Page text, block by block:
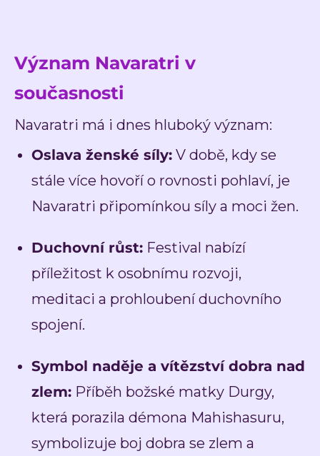
Význam Navaratri v
současnosti
Navaratri má i dnes hluboký význam:
Oslava ženské síly: V době, kdy se
stále více hovoří o rovnosti pohlaví, je
Navaratri připomínkou síly a moci žen.
Duchovní růst: Festival nabízí
příležitost k osobnímu rozvoji,
meditaci a prohloubení duchovního
spojení.
Symbol naděje a vítězství dobra nad
zlem: Příběh božské matky Durgy,
která porazila démona Mahishasuru,
symbolizuje boj dobra se zlem a